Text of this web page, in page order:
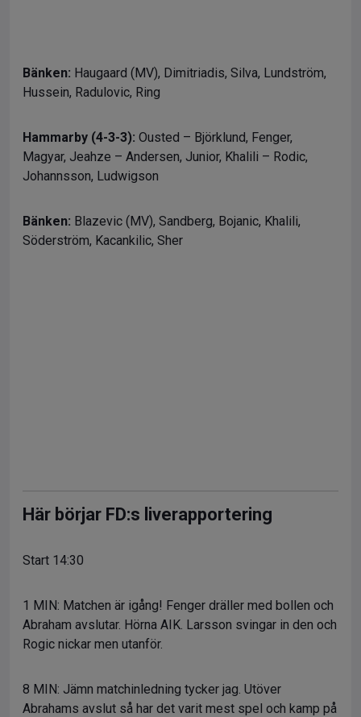
Bänken: Haugaard (MV), Dimitriadis, Silva, Lundström,
Hussein, Radulovic, Ring
Hammarby (4-3-3): Ousted – Björklund, Fenger,
Magyar, Jeahze – Andersen, Junior, Khalili – Rodic,
Johannsson, Ludwigson
Bänken: Blazevic (MV), Sandberg, Bojanic, Khalili,
Söderström, Kacankilic, Sher
Här börjar FD:s liverapportering
Start 14:30
1 MIN: Matchen är igång! Fenger dräller med bollen och
Abraham avslutar. Hörna AIK. Larsson svingar in den och
Rogic nickar men utanför.
8 MIN: Jämn matchinledning tycker jag. Utöver
Abrahams avslut så har det varit mest spel och kamp på